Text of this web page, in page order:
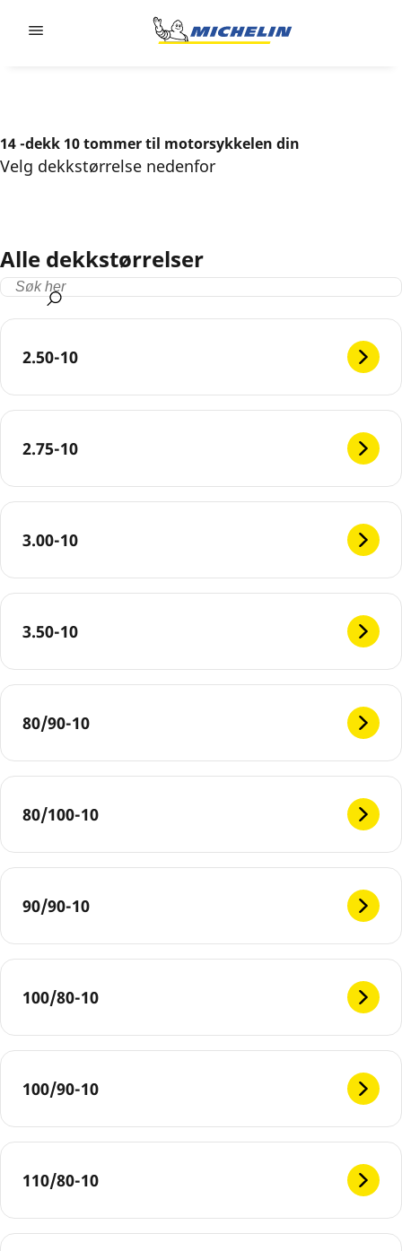
14 -dekk 10 tommer til motorsykkelen din
Velg dekkstørrelse nedenfor
Alle dekkstørrelser
2.50-10
2.75-10
3.00-10
3.50-10
80/90-10
80/100-10
90/90-10
100/80-10
100/90-10
110/80-10